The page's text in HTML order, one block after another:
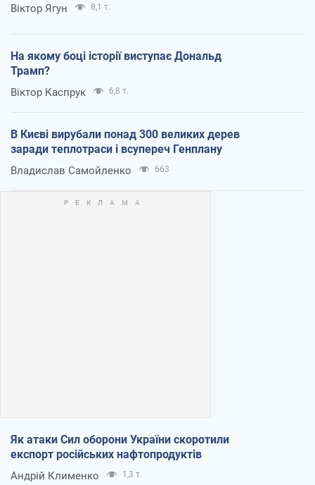
Віктор Ягун 8,1 т.
На якому боці історії виступає Дональд
Трамп?
Віктор Каспрук 6,8 т.
В Києві вирубали понад 300 великих дерев
заради теплотраси і всупереч Генплану
Владислав Самойленко 663
Як атаки Сил оборони України скоротили
експорт російських нафтопродуктів
Андрій Клименко 1,3 т.